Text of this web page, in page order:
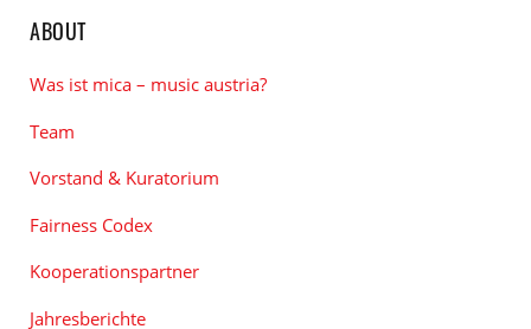
ABOUT
Was ist mica – music austria?
Team
Vorstand & Kuratorium
Fairness Codex
Kooperationspartner
Jahresberichte